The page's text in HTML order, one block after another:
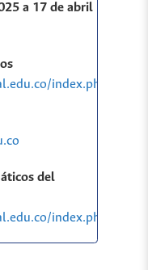
a 17 de abril
index.php/
del
index.php/